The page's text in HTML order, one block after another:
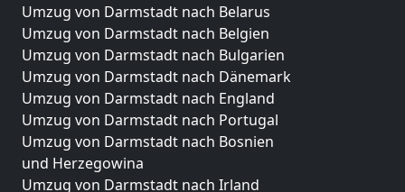
Umzug von Darmstadt nach Belarus
Umzug von Darmstadt nach Belgien
Umzug von Darmstadt nach Bulgarien
Umzug von Darmstadt nach Dänemark
Umzug von Darmstadt nach England
Umzug von Darmstadt nach Portugal
Umzug von Darmstadt nach Bosnien
und Herzegowina
Umzug von Darmstadt nach Irland